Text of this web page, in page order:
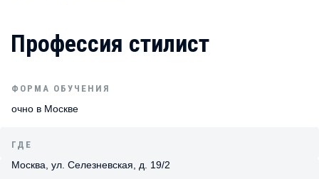
Профессия стилист
ФОРМА ОБУЧЕНИЯ
очно в Москве
ГДЕ
Москва, ул. Селезневская, д. 19/2